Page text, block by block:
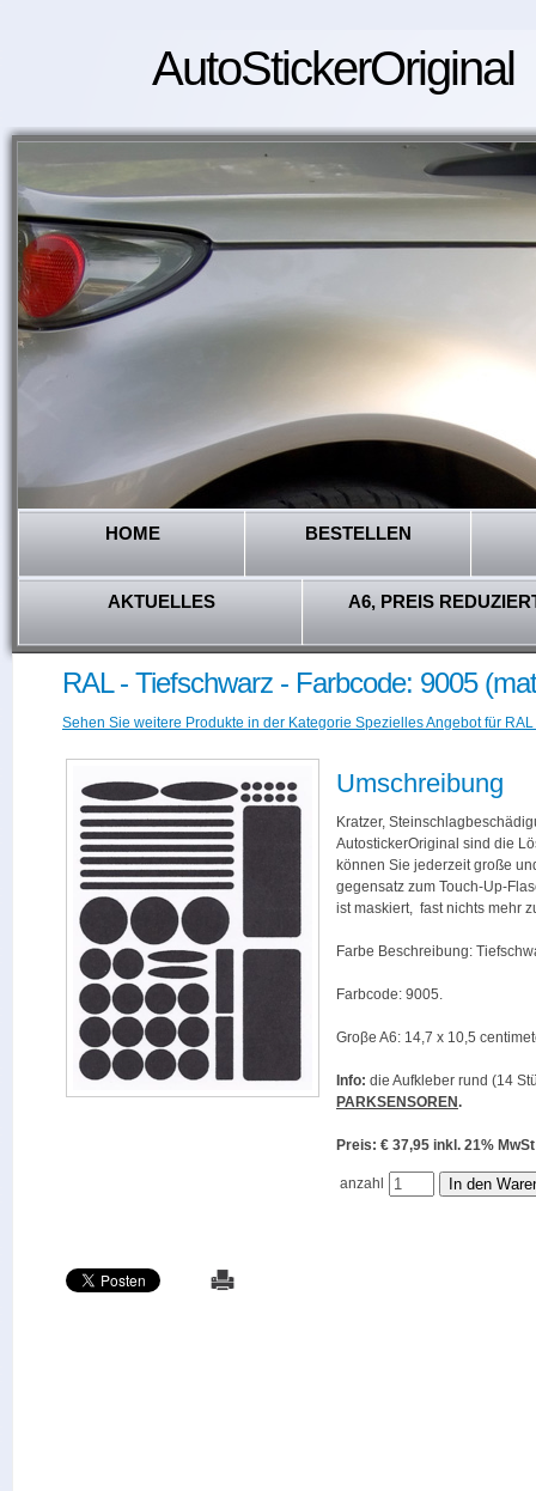
AutoStickerOriginal
HOME BESTELLEN
AKTUELLES A6, PREIS
RAL - Tiefschwarz - Farbcode: 9005
Sehen Sie weitere Produkte in der Kategorie Spezielles Angebot für
Umschreibung
Kratzer,
AutostickerOriginal sind die
können Sie jederzeit große
gegensatz zum Touch-Up-
ist maskiert, fast nichts mehr
Farbe Beschreibung:
Farbcode: 9005.
Groβe A6: 14,7 x 10,5
Info: die Aufkleber rund (14
PARKSENSOREN.
Preis: € 37,95 inkl. 21%
anzahl